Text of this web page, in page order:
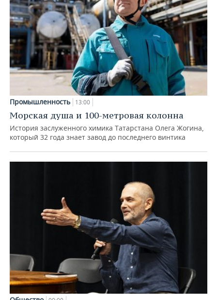
Промышленность 13:00
Морская душа и 100-метровая колонна
История заслуженного химика Татарстана Олега Жогина,
который 32 года знает завод до последнего винтика